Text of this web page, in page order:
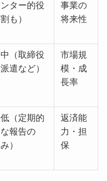
ンター的役
割も）
事業の
将来性
中（取締役
派遣など）
市場規
模・成
長率
低（定期的
な報告の
み）
返済能
力・担
保